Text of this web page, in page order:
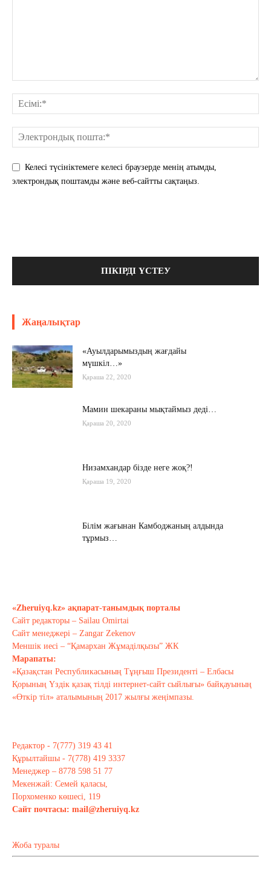
Келесі түсініктемеге келесі браузерде менің атымды,
электрондық поштамды және веб-сайтты сақтаңыз.
Жаңалықтар
«Ауылдарымыздың жағдайы
мүшкіл…»
Қараша 22, 2020
Мамин шекараны мықтаймыз деді…
Қараша 20, 2020
Низамхандар бізде неге жоқ?!
Қараша 19, 2020
Білім жағынан Камбоджаның алдында
тұрмыз…
Тағы оқу
«Zheruiyq.kz» ақпарат-танымдық порталы
Сайт редакторы – Sailau Omirtai
Сайт менеджері – Zangar Zekenov
Меншік иесі – “Қамархан Жұмаділқызы” ЖК
Марапаты:
«Қазақстан Республикасының Тұңғыш Президенті – Елбасы
Қорының Үздік қазақ тілді интернет-сайт сыйлығы» байқауының
«Өткір тіл» аталымының 2017 жылғы жеңімпазы.
Редактор - 7(777) 319 43 41
Құрылтайшы - 7(778) 419 3337
Менеджер – 8778 598 51 77
Мекенжай: Семей қаласы,
Порхоменко көшесі, 119
Сайт почтасы: mail@zheruiyq.kz
Жоба туралы